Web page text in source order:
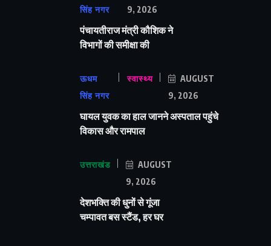
सिंह नगर
9, 2026
पंचायतीराज मंत्री कौशिक ने
विभागों की समीक्षा की
ऊधम
सिंह नगर
स्वास्थ्य
AUGUST
9, 2026
घायल युवक का हाल जानने अस्पताल पहुंचे
विकास और रामपाल
उत्तराखंड
AUGUST
9, 2026
देशभक्ति की धुनों से गूंजा
चम्पावत बस स्टैंड, हर घर